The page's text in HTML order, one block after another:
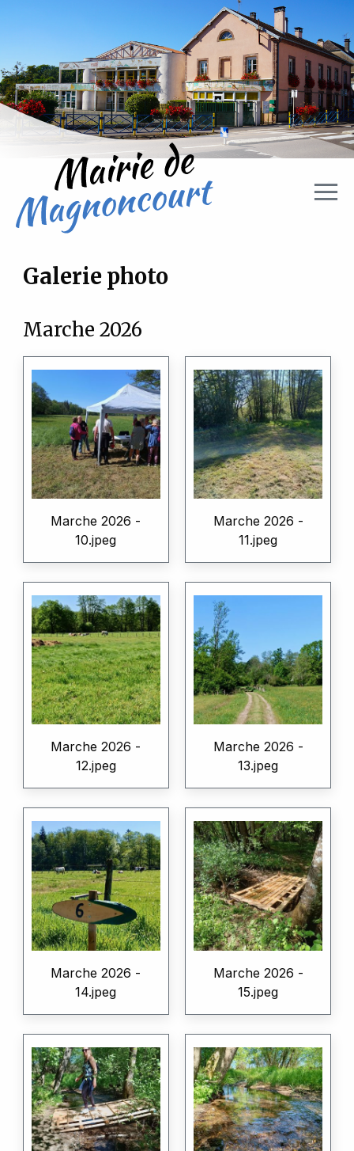
Galerie photo
Marche 2026
Marche 2026 -
10.jpeg
Marche 2026 -
11.jpeg
Marche 2026 -
12.jpeg
Marche 2026 -
13.jpeg
Marche 2026 -
14.jpeg
Marche 2026 -
15.jpeg